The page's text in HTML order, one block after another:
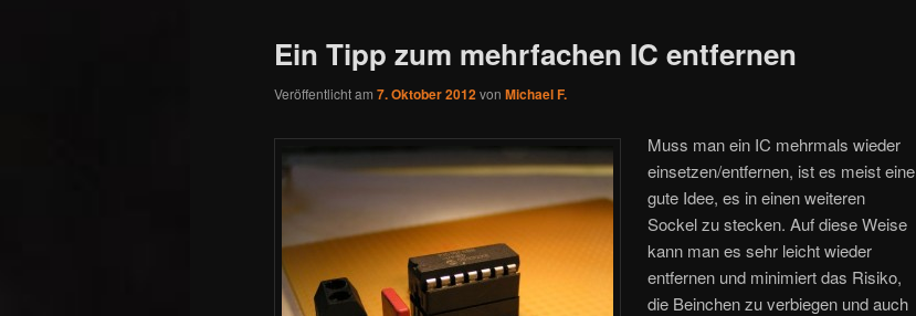
Ein Tipp zum mehrfachen IC entfernen
Veröffentlicht am 7. Oktober 2012von Michael F.
Muss man ein IC mehrmals wieder
einsetzen/entfernen, ist es meist eine
gute Idee, es in einen weiteren
Sockel zu stecken. Auf diese Weise
kann man es sehr leicht wieder
entfernen und minimiert das Risiko,
die Beinchen zu verbiegen und auch